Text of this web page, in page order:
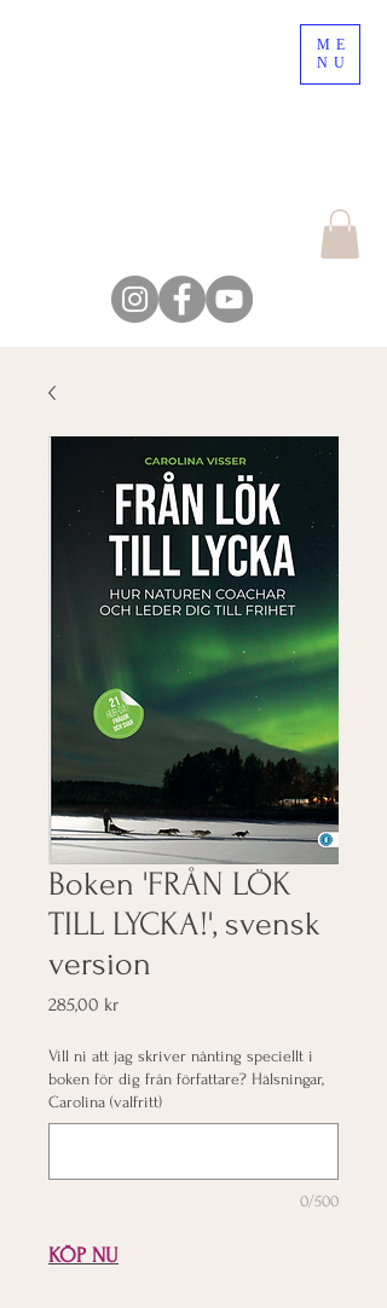
ME
NU
Boken 'FRÅN LÖK
TILL LYCKA!', svensk
version
285,00 krPris
Vill ni att jag skriver nånting speciellt i
boken för dig från författare? Hälsningar,
Carolina (valfritt)
0/500
KÖP NU